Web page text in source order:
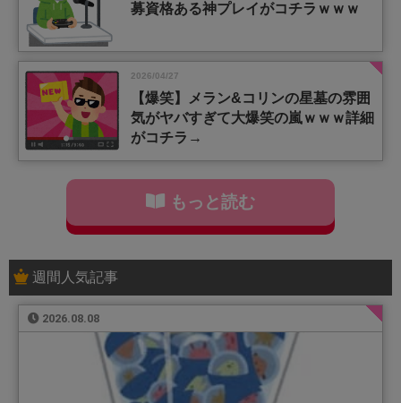
募資格ある神プレイがコチラｗｗｗ
2026/04/27
【爆笑】メラン&コリンの星墓の雰囲
気がヤバすぎて大爆笑の嵐ｗｗｗ詳細
がコチラ→
もっと読む
週間人気記事
2026.08.08